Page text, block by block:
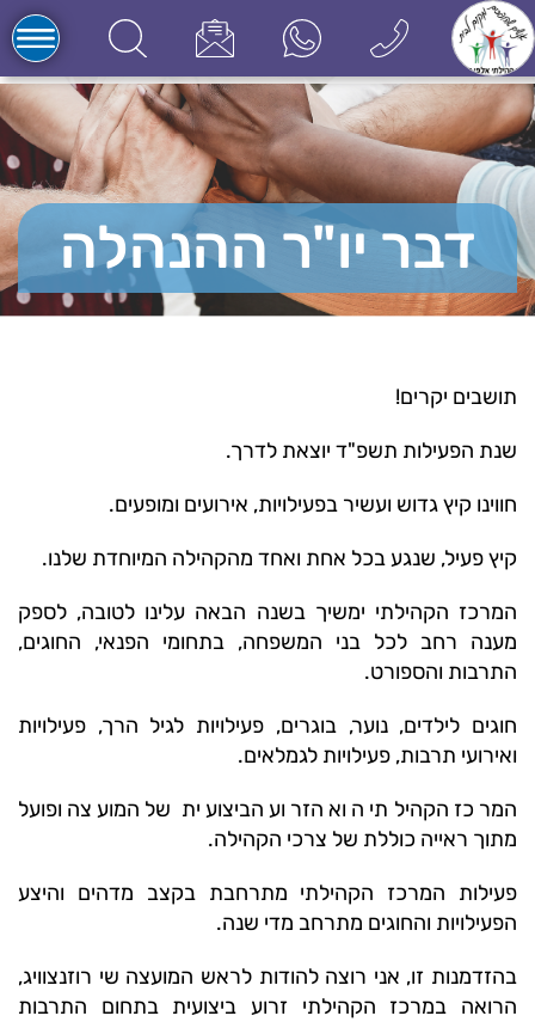
דבר יו"ר ההנהלה
תושבים יקרים!
שנת הפעילות תשפ"ד יוצאת לדרך.
חווינו קיץ גדוש ועשיר בפעילויות, אירועים ומופעים.
קיץ פעיל, שנגע בכל אחת ואחד מהקהילה המיוחדת שלנו.
המרכז הקהילתי ימשיך בשנה הבאה עלינו לטובה, לספק
מענה רחב לכל בני המשפחה, בתחומי הפנאי, החוגים,
התרבות והספורט.
חוגים לילדים, נוער, בוגרים, פעילויות לגיל הרך, פעילויות
ואירועי תרבות, פעילויות לגמלאים.
המרכז הקהילתי הוא הזרוע הביצועית של המועצה ופועל
מתוך ראייה כוללת של צרכי הקהילה.
פעילות המרכז הקהילתי מתרחבת בקצב מדהים והיצע
הפעילויות והחוגים מתרחב מדי שנה.
בהזדמנות זו, אני רוצה להודות לראש המועצה שי רוזנצוויג,
הרואה במרכז הקהילתי זרוע ביצועית בתחום התרבות